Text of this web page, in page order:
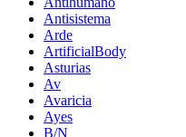
Antisistema
Arde
ArtificialBody
Asturias
Av
Avaricia
Ayes
B/N